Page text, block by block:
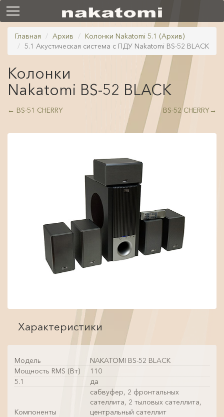
Главная Архив
Колонки Nakatomi 5.1 (Архив)
5.1 Акустическая система с ПДУ Nakatomi BS-52 BLACK
Колонки
Nakatomi BS-52 BLACK
← BS-51 CHERRY BS-52 CHERRY→
Характеристики
Модель
NAKATOMI BS-52 BLACK
Мощность RMS (Вт)
110
5.1
да
Компоненты
сабвуфер, 2 фронтальных
сателлита, 2 тыловых сателлита,
центральный сателлит